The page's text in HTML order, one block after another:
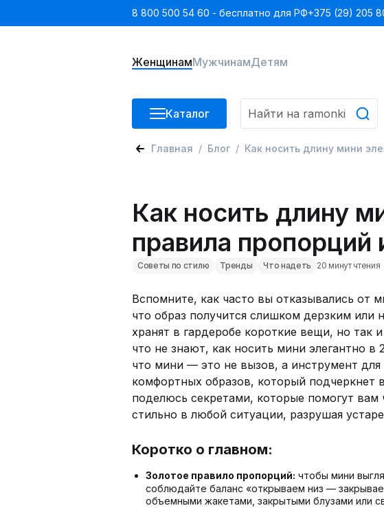
8 800 500 54 60 - бесплатно для РФ+375 (29) 205
ЖенщинамМужчинамДетям
Каталог
Главная Блог Как носить длину мини
Как носить длину
правила пропорций
Советы по стилю Тренды Что надеть 20 минут чтения
Вспомните, как часто вы отказывались от
что образ получится слишком дерзким или
хранят в гардеробе короткие вещи, но так
что не знают, как носить мини элегантно
что мини — это не вызов, а инструмент для
комфортных образов, который подчеркнет
поделюсь секретами, которые помогут вам
стильно в любой ситуации, разрушая
Коротко о главном:
Золотое правило пропорций: чтобы мини
соблюдайте баланс «открываем низ —
объемными жакетами, закрытыми блузами или